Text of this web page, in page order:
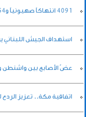
4091 انتهاكاً صهيونياً و1254 قتيلاً خلال 300 يوم في غزة
استهداف الجيش
عضّ الأصابع بين واشنطن
اتفاقية مكة.. تعزيز الردع